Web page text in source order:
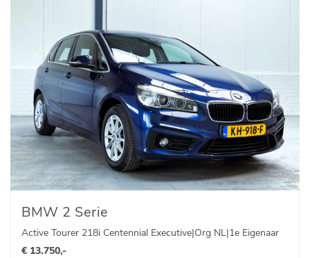
BMW 2 Serie
Active Tourer 218i Centennial Executive|Org NL|1e Eigenaar
€ 13.750,-